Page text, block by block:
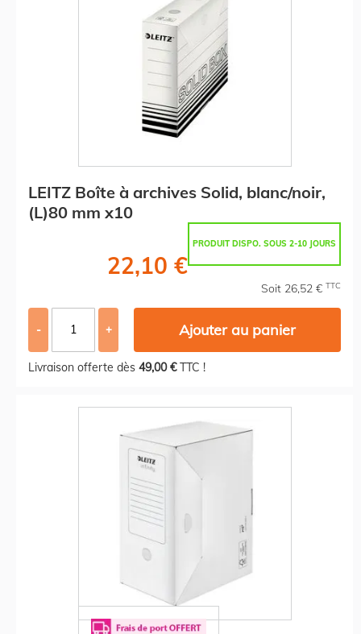
LEITZ Boîte à archives Solid, blanc/noir,
(L)80 mm x10
PRODUIT DISPO. SOUS 2-10 JOURS
22,10 €
Soit 26,52 € TTC
- + Ajouter au panier
Livraison offerte dès 49,00 €TTC !